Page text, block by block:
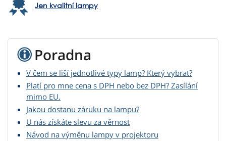
Jen kvalitní lampy
Poradna
V čem se liší jednotlivé typy lamp? Který vybrat?
Platí pro mne cena s DPH nebo bez DPH? Zasílání
mimo EU.
Jakou dostanu záruku na lampu?
U nás získáte slevu za věrnost
Návod na výměnu lampy v projektoru